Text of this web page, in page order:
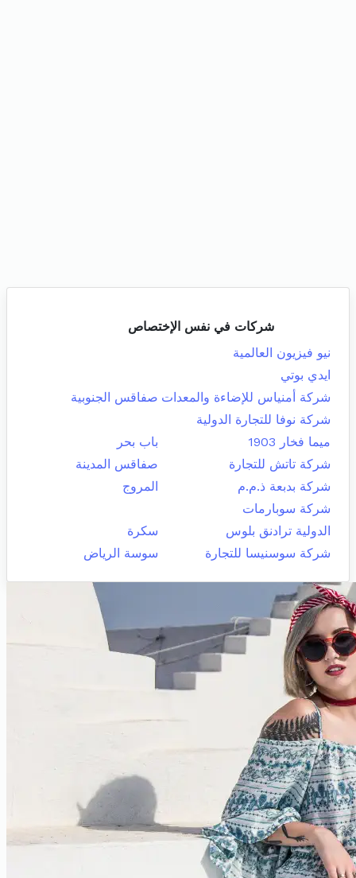
شركات في نفس الإختصاص
نيو فيزيون العالمية
ايدي بوتي
شركة أمنياس للإضاءة والمعدات صفاقس الجنوبية
شركة نوفا للتجارة الدولية
ميما فخار 1903
باب بحر
شركة تاتش للتجارة
صفاقس المدينة
شركة بدبعة ذ.م.م
المروج
شركة سوبارمات
الدولية ترادنق بلوس
سكرة
شركة سوسنيسا للتجارة
سوسة الرياض